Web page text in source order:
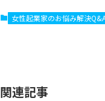
女性起業家のお悩み解決
関連記事